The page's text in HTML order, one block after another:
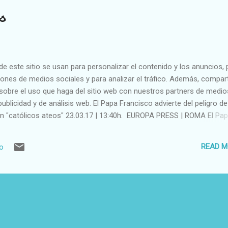
este sitio se usan para personalizar el contenido y los anuncios,
de medios sociales y para analizar el tráfico. Además,
el uso que haga del sitio web con nuestros partners de
y de análisis web. El Papa Francisco advierte del peligro de
"católicos ateos" 23.03.17 | 13:40h. EUROPA PRESS | ROMA El
ante la Palabra de Dios o cuando se les endurece el corazón.
hacen perder la fidelidad. Dice la primera lectura: 'La fidelidad ha
READ